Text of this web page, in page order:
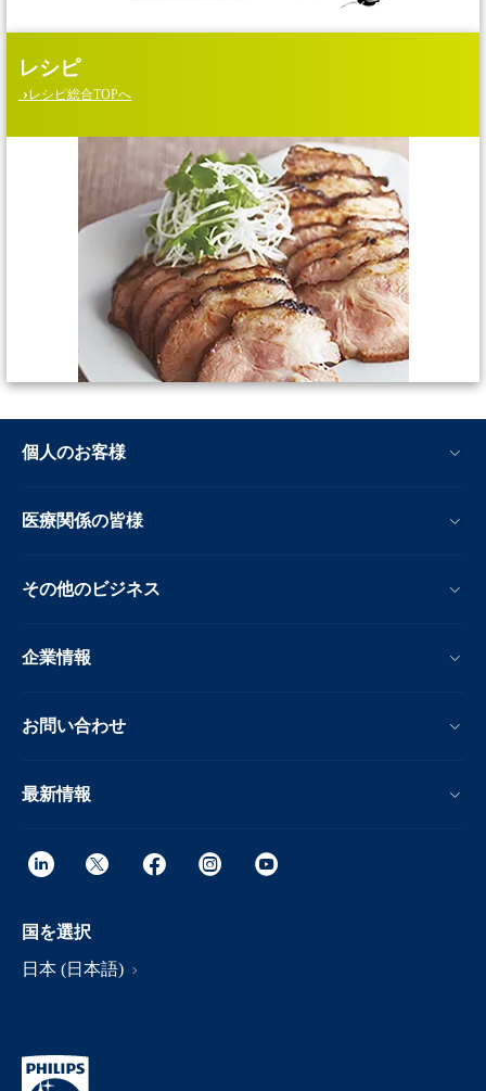
レシピ
レシピ総合TOPへ
個人のお客様
医療関係の皆様
その他のビジネス
企業情報
お問い合わせ
最新情報
国を選択
日本 (日本語)